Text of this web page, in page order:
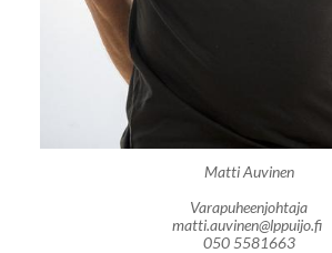
Matti Auvinen
Varapuheenjohtaja
matti.auvinen@lppuijo.fi
050 5581663